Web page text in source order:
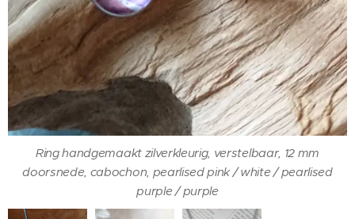
Ring handgemaakt zilverkleurig, verstelbaar, 12 mm
doorsnede, cabochon, pearlised pink / white / pearlised
purple / purple
Ketting handgemaakt doorsnee cabochon 12 mm, pearlised
pink / white / pearlised purple / purple